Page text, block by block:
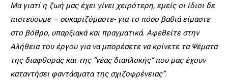
Μα γιατί η ζωή μας έχει γίνει χειρότερη, εμείς οι ίδιοι δε
πιστεύουμε – σοκαριζόμαστε- για το πόσο βαθιά είμαστε
στο βόθρο, υπαρξιακά και πραγματικά. Αφεθείτε στην
Αλήθεια του έργου για να μπορέσετε να κρίνετε τα Ψέματα
της διαφθοράς και της “νέας διαπλοκής” που μας έχουν
καταντήσει φαντάσματα της σχιζοφρένειας”.